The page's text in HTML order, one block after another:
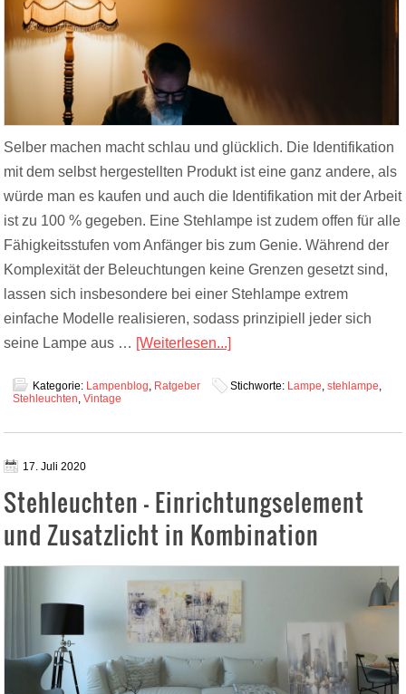
Selber machen macht schlau und glücklich. Die Identifikation
mit dem selbst hergestellten Produkt ist eine ganz andere, als
würde man es kaufen und auch die Identifikation mit der Arbeit
ist zu 100 % gegeben. Eine Stehlampe ist zudem offen für alle
Fähigkeitsstufen vom Anfänger bis zum Genie. Während der
Komplexität der Beleuchtungen keine Grenzen gesetzt sind,
lassen sich insbesondere bei einer Stehlampe extrem
einfache Modelle realisieren, sodass prinzipiell jeder sich
seine Lampe aus … [Weiterlesen...]
Kategorie: Lampenblog, Ratgeber Stichworte: Lampe,stehlampe,
Stehleuchten,Vintage
17. Juli 2020
Stehleuchten – Einrichtungselement
und Zusatzlicht in Kombination